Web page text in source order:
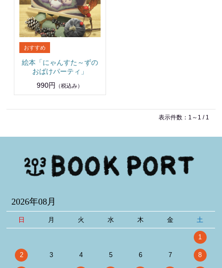
絵本「にゃんすた～ずの
おばけパーティ」
990円
（税込み）
表示件数：1～1 / 1
2026年08月
日 月 火 水 木 金 土
1
2 3 4 5 6 7 8